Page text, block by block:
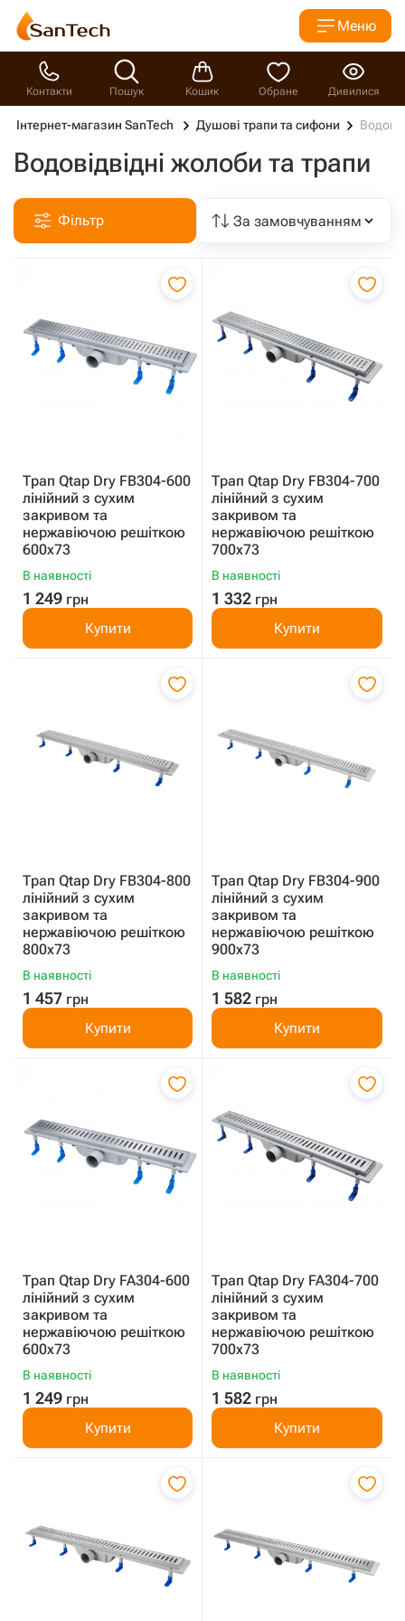
Меню
Контакти Пошук Кошик Обране Дивилися
Інтернет-магазин SanTech Душові трапи та сифони
Водовідвідні жолоби та трапи
Фільтр
Трап Qtap Dry FB304-600
лінійний з сухим
закривом та
нержавіючою решіткою
600х73
В наявності
1 249 грн
Купити
Трап Qtap Dry FB304-700
лінійний з сухим
закривом та
нержавіючою решіткою
700х73
В наявності
1 332 грн
Купити
Трап Qtap Dry FB304-800
лінійний з сухим
закривом та
нержавіючою решіткою
800х73
В наявності
1 457 грн
Купити
Трап Qtap Dry FB304-900
лінійний з сухим
закривом та
нержавіючою решіткою
900х73
В наявності
1 582 грн
Купити
Трап Qtap Dry FA304-600
лінійний з сухим
закривом та
нержавіючою решіткою
600х73
В наявності
1 249 грн
Купити
Трап Qtap Dry FA304-700
лінійний з сухим
закривом та
нержавіючою решіткою
700х73
В наявності
1 582 грн
Купити